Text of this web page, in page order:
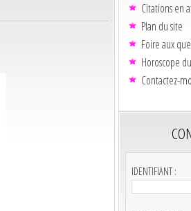
Citations en
Plan du site
Foire aux
Horoscope
Contactez-
IDENTIFIANT :